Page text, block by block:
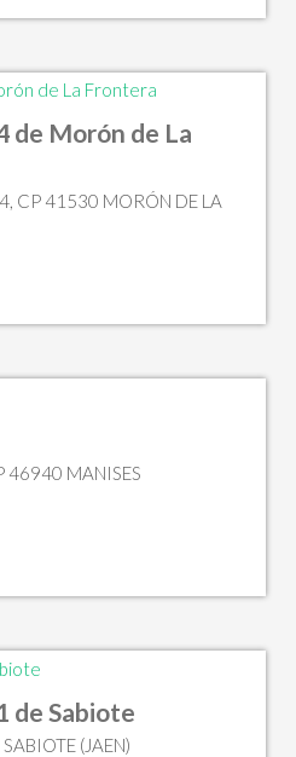
de Morón de La
CP 41530 MORÓN DE LA
46940 MANISES
de Sabiote
(JAEN)